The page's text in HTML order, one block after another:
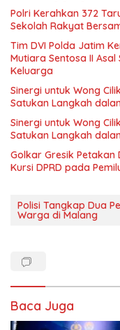
Polri Kerahkan 372
Sekolah Rakyat
Tim DVI Polda Jatim
Mutiara Sentosa II
Keluarga
Sinergi untuk Wong
Satukan Langkah
Sinergi untuk Wong
Satukan Langkah
Golkar Gresik Petakan
Kursi DPRD pada
Polisi Tangkap Dua
Warga di Malang
Baca Juga